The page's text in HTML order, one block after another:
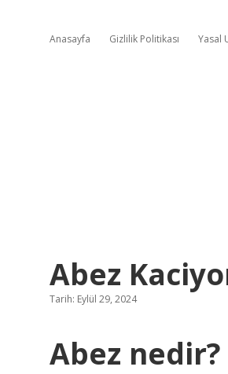
Anasayfa Gizlilik Politikası Yasal
Abez
Tarih: Eylül 29, 2024
Abez nedir?